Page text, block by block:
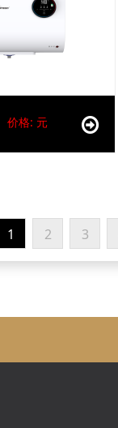
价格: 元
1 2 3